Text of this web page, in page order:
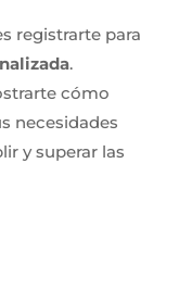
registrarte para
.
cómo
necesidades
y superar las